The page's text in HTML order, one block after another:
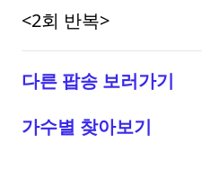
<2회 반복>
다른 팝송 보러가기
가수별 찾아보기